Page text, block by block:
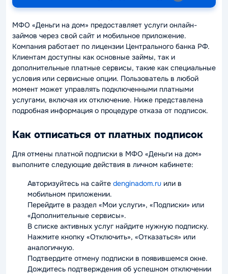
МФО «Деньги на дом» предоставляет услуги онлайн-
займов через свой сайт и мобильное приложение.
Компания работает по лицензии Центрального банка РФ.
Клиентам доступны как основные займы, так и
дополнительные платные сервисы, такие как специальные
условия или сервисные опции. Пользователь в любой
момент может управлять подключенными платными
услугами, включая их отключение. Ниже представлена
подробная информация о процедуре отказа от подписок.
Как отписаться от платных подписок
Для отмены платной подписки в МФО «Деньги на дом»
выполните следующие действия в личном кабинете:
Авторизуйтесь на сайте denginadom.ru или в
мобильном приложении.
Перейдите в раздел «Мои услуги», «Подписки» или
«Дополнительные сервисы».
В списке активных услуг найдите нужную подписку.
Нажмите кнопку «Отключить», «Отказаться» или
аналогичную.
Подтвердите отмену подписки в появившемся окне.
Дождитесь подтверждения об успешном отключении